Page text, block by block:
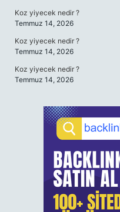
Koz yiyecek nedir ?
Temmuz 14, 2026
Koz yiyecek nedir ?
Temmuz 14, 2026
Koz yiyecek nedir ?
Temmuz 14, 2026